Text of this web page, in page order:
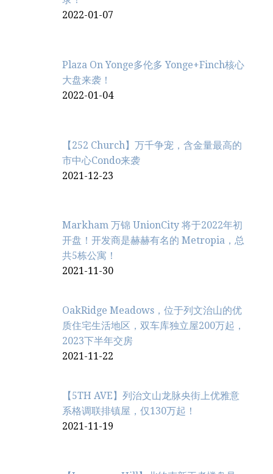
2022-01-07
Plaza On Yonge多伦多 Yonge+Finch核心
大盘来袭！
2022-01-04
【252 Church】万千争宠，含金量最高的
市中心Condo来袭
2021-12-23
Markham 万锦 UnionCity 将于2022年初
开盘！开发商是赫赫有名的 Metropia，总
共5栋公寓！
2021-11-30
OakRidge Meadows，位于列文治‬山的优
质住宅生活地区，双车库独立屋200万起，
2023下半年交房
2021-11-22
【5TH AVE】列治文山龙脉央街上优雅意
系格调联排镇屋，仅130万起！
2021-11-19